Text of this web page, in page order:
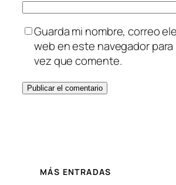
Guarda mi nombre, correo
web en este navegador para
vez que comente.
MÁS ENTRADAS